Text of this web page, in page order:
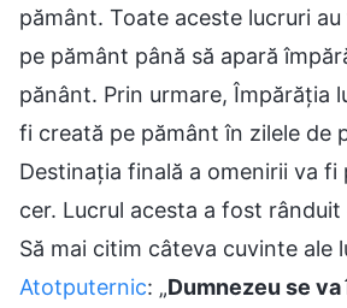
pământ. Toate aceste lucruri
pe pământ până să apară
pănânt. Prin urmare, Împărăţia
fi creată pe pământ în zilele de
Destinaţia finală a omenirii va fi
cer. Lucrul acesta a fost rânduit
Să mai citim câteva cuvinte ale
Atotputernic: „Dumnezeu se